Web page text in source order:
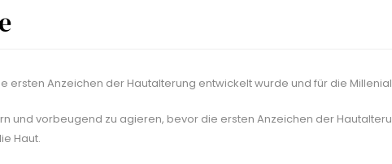
ersten Anzeichen der Hautalterung entwickelt wurde und für die
und vorbeugend zu agieren, bevor die ersten Anzeichen der
Haut.